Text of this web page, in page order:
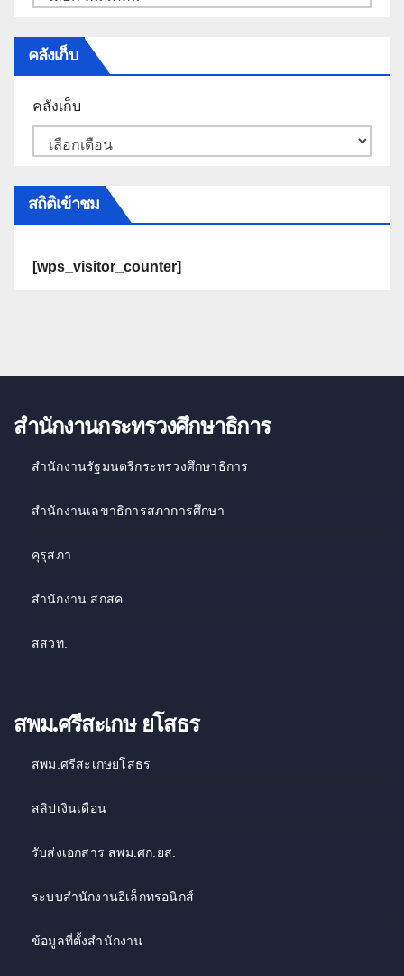
คลังเก็บ
คลังเก็บ
สถิติเข้าชม
[wps_visitor_counter]
สำนักงานกระทรวงศึกษาธิการ
สำนักงานรัฐมนตรีกระทรวงศึกษาธิการ
สำนักงานเลขาธิการสภาการศึกษา
คุรุสภา
สำนักงาน สกสค
สสวท.
สพม.ศรีสะเกษ ยโสธร
สพม.ศรีสะเกษยโสธร
สลิปเงินเดือน
รับส่งเอกสาร สพม.ศก.ยส.
ระบบสำนักงานอิเล็กทรอนิกส์
ข้อมูลที่ตั้งสำนักงาน